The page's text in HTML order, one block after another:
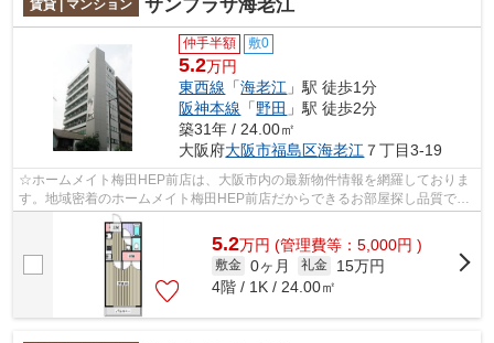
賃貸 | マンション サンプラザ海老江
仲手半額 敷0
5.2万円
東西線 「海老江 」駅 徒歩1分
阪神本線 「野田 」駅 徒歩2分
築31年 / 24.00㎡
大阪府大阪市福島区海老江 ７丁目3-19
☆ホームメイト梅田HEP前店は、大阪市内の最新物件情報を網羅しておりま
す。地域密着のホームメイト梅田HEP前店だからできるお部屋探し品質であ
なたの理想のお部屋一緒に探しましょう♪...
5.2万円 (管理費等：5,000円 )
敷金 0ヶ月 礼金
15万円
4階 / 1K / 24.00㎡